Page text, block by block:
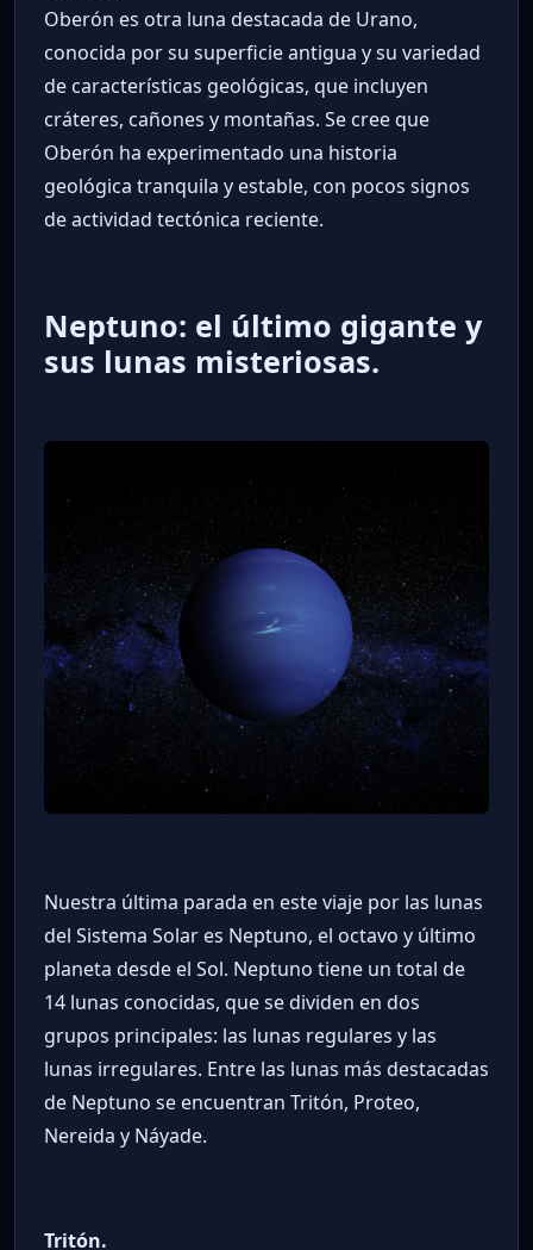
Oberón es otra luna destacada de Urano,
conocida por su superficie antigua y su variedad
de características geológicas, que incluyen
cráteres, cañones y montañas. Se cree que
Oberón ha experimentado una historia
geológica tranquila y estable, con pocos signos
de actividad tectónica reciente.
Neptuno: el último gigante y
sus lunas misteriosas.
Nuestra última parada en este viaje por las lunas
del Sistema Solar es Neptuno, el octavo y último
planeta desde el Sol. Neptuno tiene un total de
14 lunas conocidas, que se dividen en dos
grupos principales: las lunas regulares y las
lunas irregulares. Entre las lunas más destacadas
de Neptuno se encuentran Tritón, Proteo,
Nereida y Náyade.
Tritón.